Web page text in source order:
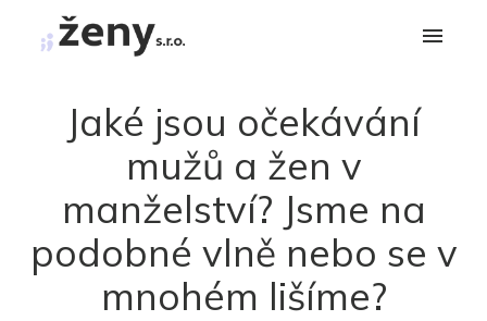
Jaké jsou očekávání
mužů a žen v
manželství? Jsme na
podobné vlně nebo se v
mnohém lišíme?